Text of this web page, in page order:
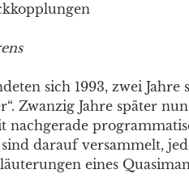
sich 1993, zwei Jahre
Zwanzig Jahre später
nachgerade
sind darauf versammelt,
eines